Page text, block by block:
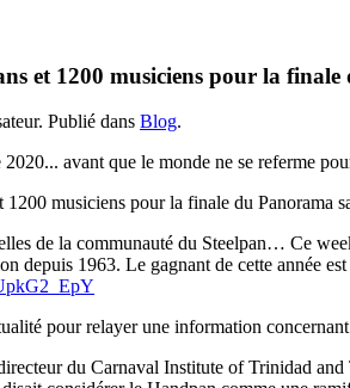
et 1200 musiciens pour la
Publié dans Blog.
avant que le monde ne se referme
1200 musiciens pour la finale du Panorama
de la communauté du Steelpan… Ce
depuis 1963. Le gagnant de cette année
pour relayer une information conce
du Carnaval Institute of Trinidad